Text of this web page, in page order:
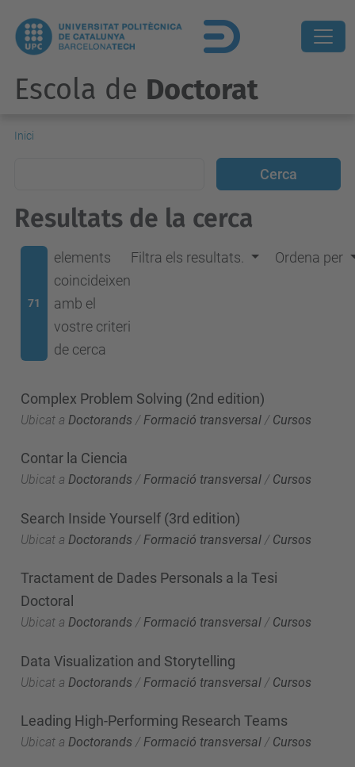
Escola de Doctorat
Inici
Resultats de la cerca
71
elements
coincideixen
amb el
vostre criteri
de cerca
Filtra els resultats. Ordena per
Complex Problem Solving (2nd edition)
Ubicat a Doctorands / Formació transversal / Cursos
Contar la Ciencia
Ubicat a Doctorands /Formació transversal / Cursos
Search Inside Yourself (3rd edition)
Ubicat a Doctorands / Formació transversal / Cursos
Tractament de Dades Personals a la Tesi
Doctoral
Ubicat a Doctorands /Formació transversal / Cursos
Data Visualization and Storytelling
Ubicat a Doctorands / Formació transversal / Cursos
Leading High-Performing Research Teams
Ubicat a Doctorands /Formació transversal / Cursos